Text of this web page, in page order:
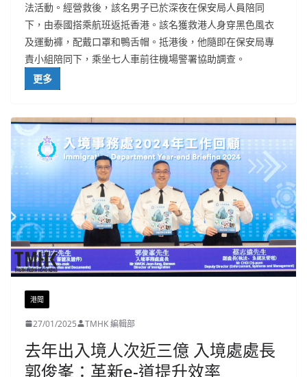
法活動。經營救後，該名男子已於深夜在保安局人員陪同
下，由泰國搭乘航班返抵香港。該名獲救港人身穿黑色風衣
及運動褲，配戴口罩和鴨舌帽。抵港後，他隨即在保安局專
責小組陪同下，乘坐七人車前往機場警署協助調查。
更多
港聞
27/01/2025 TMHK 編輯部
去年出入境人次近三億 入境處處長
郭俊峯：革新e-道提升效率